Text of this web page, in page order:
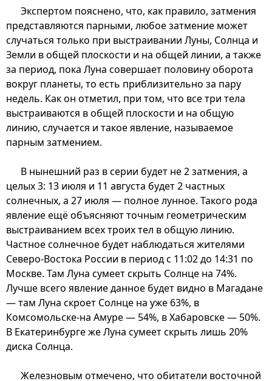
Экспертом пояснено, что, как правило, затмения
представляются парными, любое затмение может
случаться только при выстраивании Луны, Солнца и
Земли в общей плоскости и на общей линии, а также
за период, пока Луна совершает половину оборота
вокруг планеты, то есть приблизительно за пару
недель. Как он отметил, при том, что все три тела
выстраиваются в общей плоскости и на общую
линию, случается и такое явление, называемое
парным затмением.
В нынешний раз в серии будет не 2 затмения, а
целых 3: 13 июля и 11 августа будет 2 частных
солнечных, а 27 июля — полное лунное. Такого рода
явление ещё объясняют точным геометрическим
выстраиванием всех троих тел в общую линию.
Частное солнечное будет наблюдаться жителями
Северо-Востока России в период с 11:02 до 14:31 по
Москве. Там Луна сумеет скрыть Солнце на 74%.
Лучше всего явление данное будет видно в Магадане
— там Луна скроет Солнце на уже 63%, в
Комсомольске-на Амуре — 54%, в Хабаровске — 50%.
В Екатеринбурге же Луна сумеет скрыть лишь 20%
диска Солнца.
Железновым отмечено, что обитатели восточной